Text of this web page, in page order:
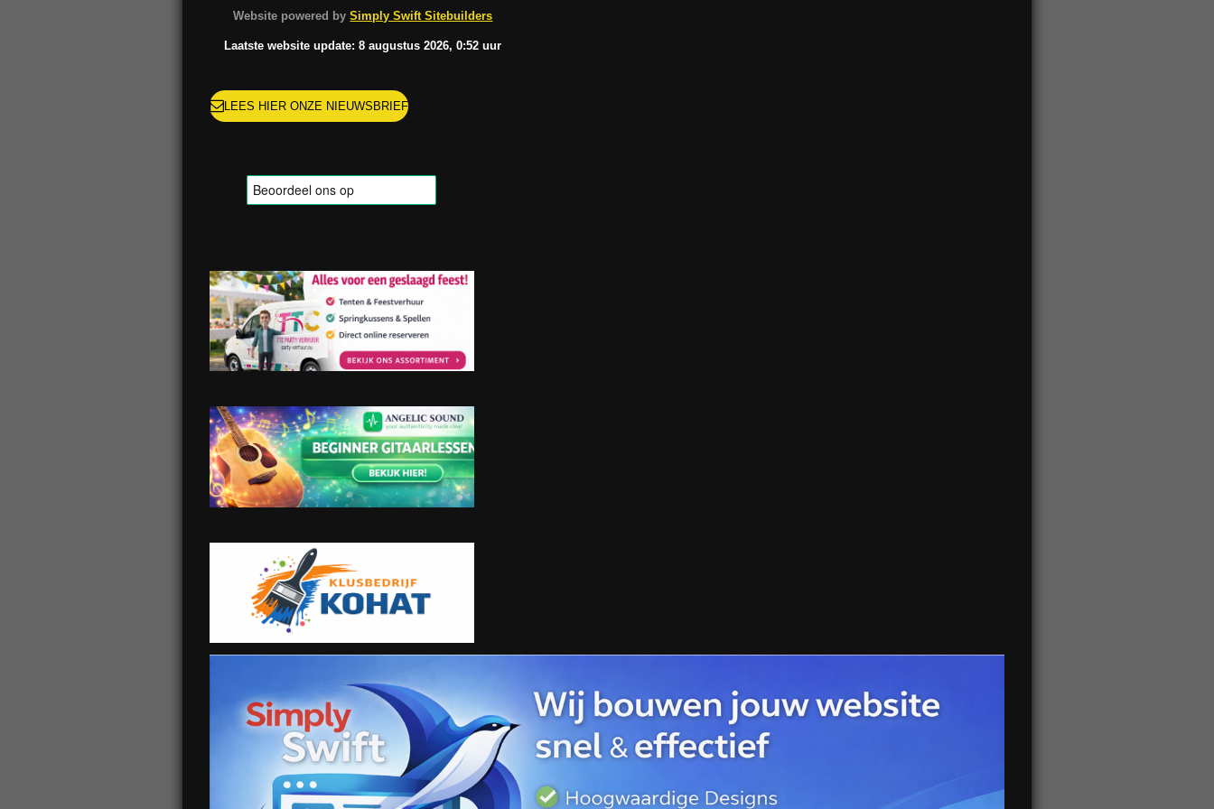
o
g
m
k
r
e
t
b
e
A
p
p
Website powered bySimply Swift Sitebuilders
Laatste website update: 8 augustus 2026, 0:52uur
LEES HIER ONZE NIEUWSBRIEF